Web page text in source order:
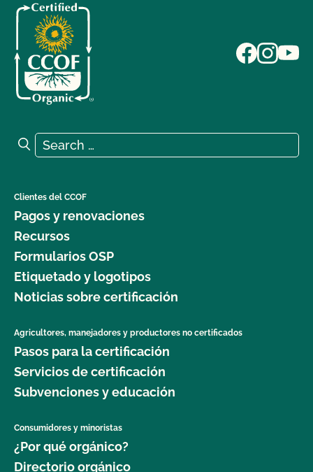
Search for:
Search
Clientes del CCOF
Pagos y renovaciones
Recursos
Formularios OSP
Etiquetado y logotipos
Noticias sobre certificación
Agricultores, manejadores y productores no certificados
Pasos para la certificación
Servicios de certificación
Subvenciones y educación
Consumidores y minoristas
¿Por qué orgánico?
Directorio orgánico